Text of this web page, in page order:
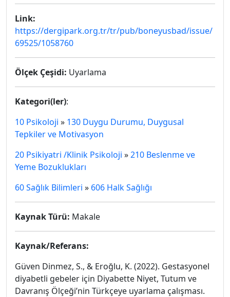
Link:
https://dergipark.org.tr/tr/pub/boneyusbad/issue/
69525/1058760
Ölçek Çeşidi: Uyarlama
Kategori(ler):
10 Psikoloji » 130 Duygu Durumu, Duygusal
Tepkiler ve Motivasyon
20 Psikiyatri /Klinik Psikoloji »210 Beslenme ve
Yeme Bozuklukları
60 Sağlık Bilimleri » 606 Halk Sağlığı
Kaynak Türü: Makale
Kaynak/Referans:
Güven Dinmez, S., & Eroğlu, K. (2022). Gestasyonel
diyabetli gebeler için Diyabette Niyet, Tutum ve
Davranış Ölçeği’nin Türkçeye uyarlama çalışması.